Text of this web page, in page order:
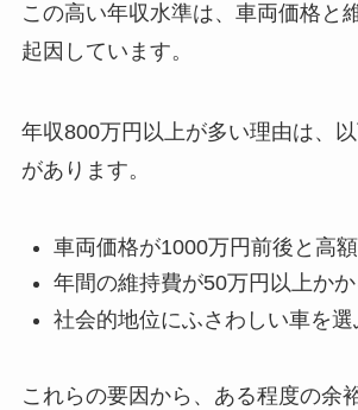
この高い年収水準は、車両価格と
起因しています。
年収800万円以上が多い理由は、
があります。
車両価格が1000万円前後と高額
年間の維持費が50万円以上かか
社会的地位にふさわしい車を選
これらの要因から、ある程度の余